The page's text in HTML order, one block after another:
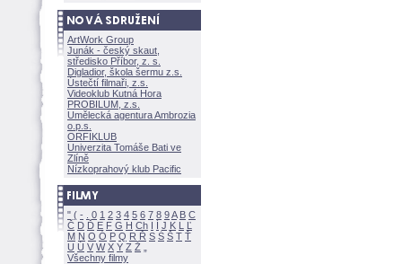
ArtWork Group
Junák - český skaut,
středisko Příbor, z. s.
Digladior, škola šermu z.s.
Ústečtí filmaři, z.s.
Videoklub Kutná Hora
PROBILUM, z.s.
Umělecká agentura Ambrozia
o.p.s.
ORFIKLUB
Univerzita Tomáše Bati ve
Zlíně
Nízkoprahový klub Pacific
" ( - 0 1 2 3 4 5 6 7 8 9A B C
Č D Ď E F G H Ch I Í J K L
Ľ
M N O Ó P Q R Ř S Ś T Ť
U Ú V W X Y Z
Všechny filmy